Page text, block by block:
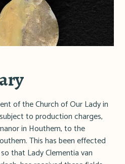
of the Church of Our Lady in
to production charges,
in Houthem, to the
This has been effected
that Lady Clementia van